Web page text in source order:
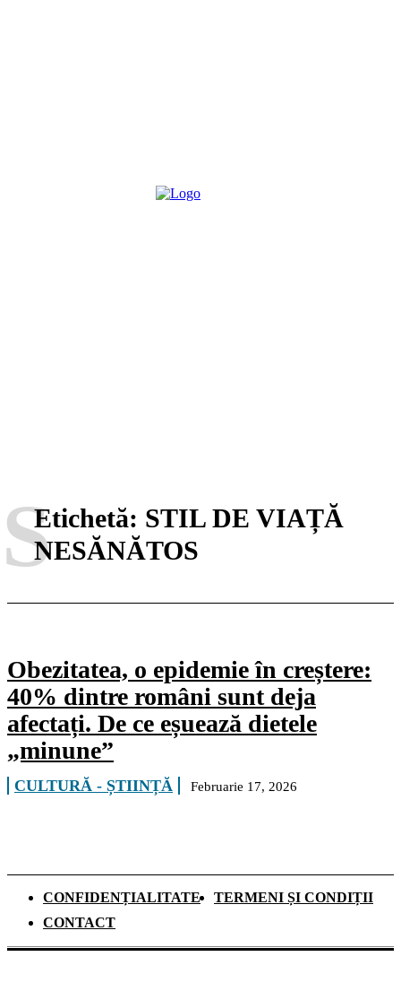
Etichetă: STIL DE VIAȚĂ
NESĂNĂTOS
S
Obezitatea, o epidemie în creștere:
40% dintre români sunt deja
afectați. De ce eșuează dietele
„minune”
CULTURĂ - ȘTIINȚĂ Februarie 17, 2026
CONFIDENȚIALITATE
TERMENI ȘI CONDIȚII
CONTACT